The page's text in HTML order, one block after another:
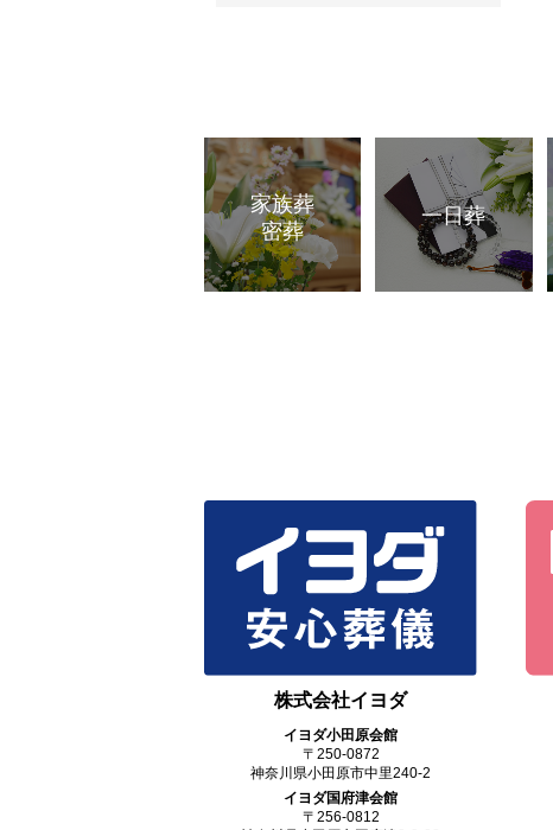
家族葬
密葬
一日葬
株式会社イヨダ
イヨダ小田原会館
〒250-0872
神奈川県小田原市中里240-2
イヨダ国府津会館
〒256-0812